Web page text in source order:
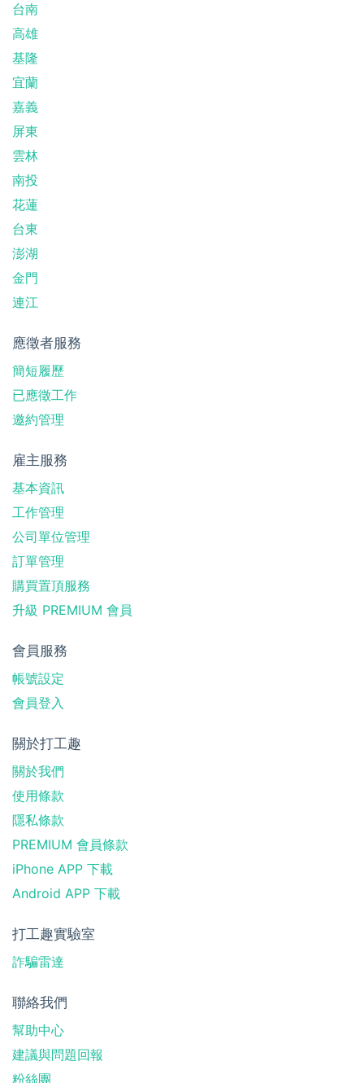
台南
高雄
基隆
宜蘭
嘉義
屏東
雲林
南投
花蓮
台東
澎湖
金門
連江
應徵者服務
簡短履歷
已應徵工作
邀約管理
雇主服務
基本資訊
工作管理
公司單位管理
訂單管理
購買置頂服務
升級 PREMIUM 會員
會員服務
帳號設定
會員登入
關於打工趣
關於我們
使用條款
隱私條款
PREMIUM 會員條款
iPhone APP 下載
Android APP 下載
打工趣實驗室
詐騙雷達
聯絡我們
幫助中心
建議與問題回報
粉絲團